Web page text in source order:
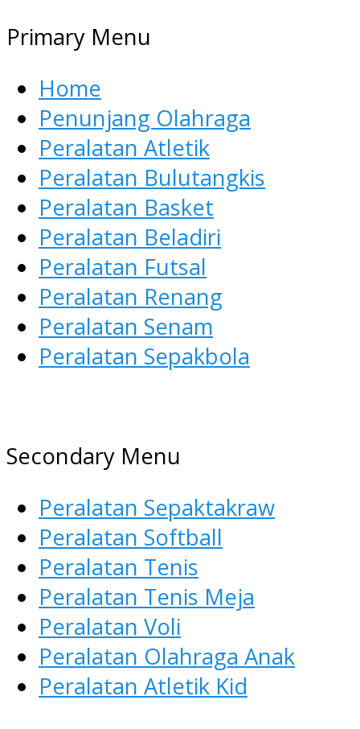
Primary Menu
Home
Penunjang Olahraga
Peralatan Atletik
Peralatan Bulutangkis
Peralatan Basket
Peralatan Beladiri
Peralatan Futsal
Peralatan Renang
Peralatan Senam
Peralatan Sepakbola
AGEN ALAT OLAHRAGA
Menyediakan Alat Olahraga
Secondary Menu
Peralatan Sepaktakraw
Peralatan Softball
Peralatan Tenis
Peralatan Tenis Meja
Peralatan Voli
Peralatan Olahraga Anak
Peralatan Atletik Kid